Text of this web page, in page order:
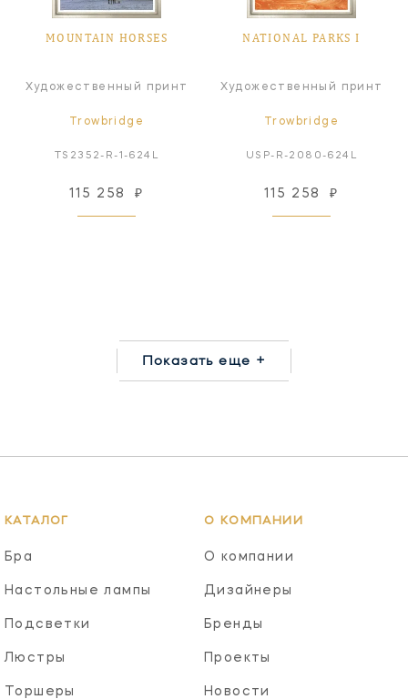
MOUNTAIN HORSES
Художественный принт
Trowbridge
TS2352-R-1-624L
115 258 ₽
NATIONAL PARKS I
Художественный принт
Trowbridge
USP-R-2080-624L
115 258 ₽
Показать еще +
КАТАЛОГ
Бра
Настольные лампы
Подсветки
Люстры
Торшеры
О КОМПАНИИ
О компании
Дизайнеры
Бренды
Проекты
Новости